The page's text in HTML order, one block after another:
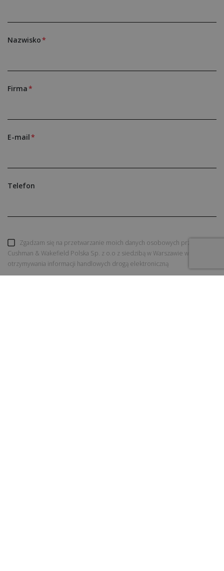
Nazwisko
Firma
E-mail
Telefon
Zgadzam się na przetwarzanie moich danych osobowych przez
Cushman & Wakefield Polska Sp. z o.o z siedzibą w Warszawie w celu
otrzymywania informacji handlowych drogą elektroniczną